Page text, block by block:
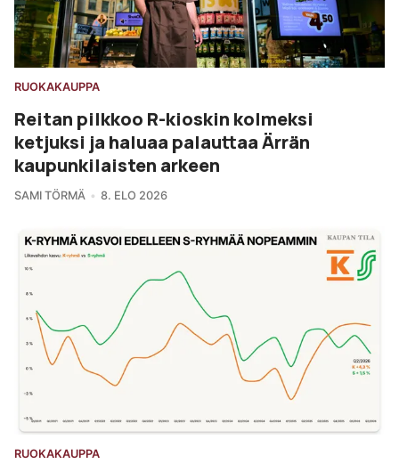
RUOKAKAUPPA
Reitan pilkkoo R-kioskin kolmeksi
ketjuksi ja haluaa palauttaa Ärrän
kaupunkilaisten arkeen
SAMI TÖRMÄ 8. ELO 2026
RUOKAKAUPPA